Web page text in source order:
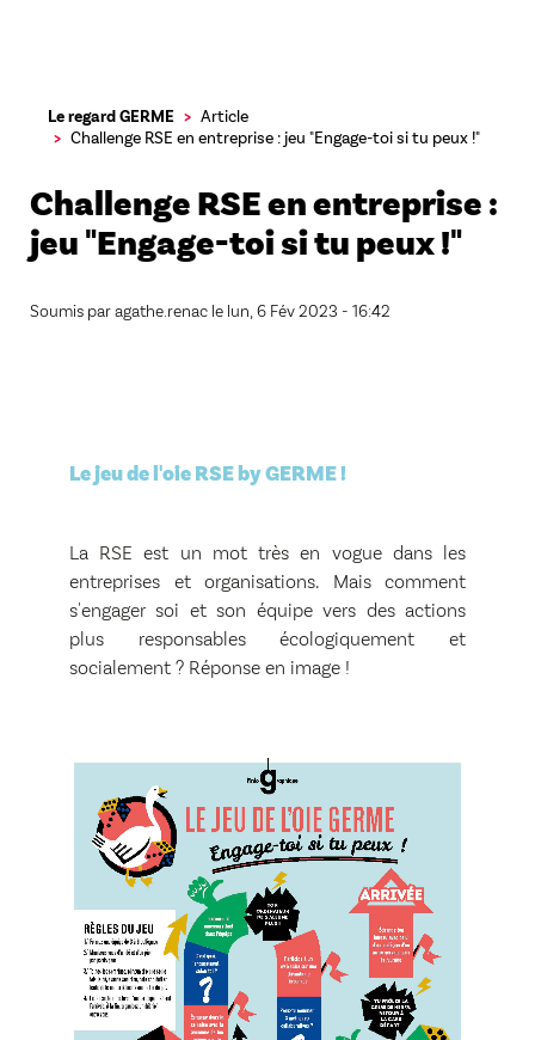
contenu
Le regard GERME
Article
Challenge RSE en entreprise : jeu "Engage-toi si tu peux !"
Challenge RSE en entreprise :
jeu "Engage-toi si tu peux !"
Soumis paragathe.renac le lun, 6 Fév 2023 - 16:42
Le jeu de l'oie RSE by GERME !
La RSE est un mot très en vogue dans les
entreprises et organisations. Mais comment
s'engager soi et son équipe vers des actions
plus responsables écologiquement et
socialement ? Réponse en image !